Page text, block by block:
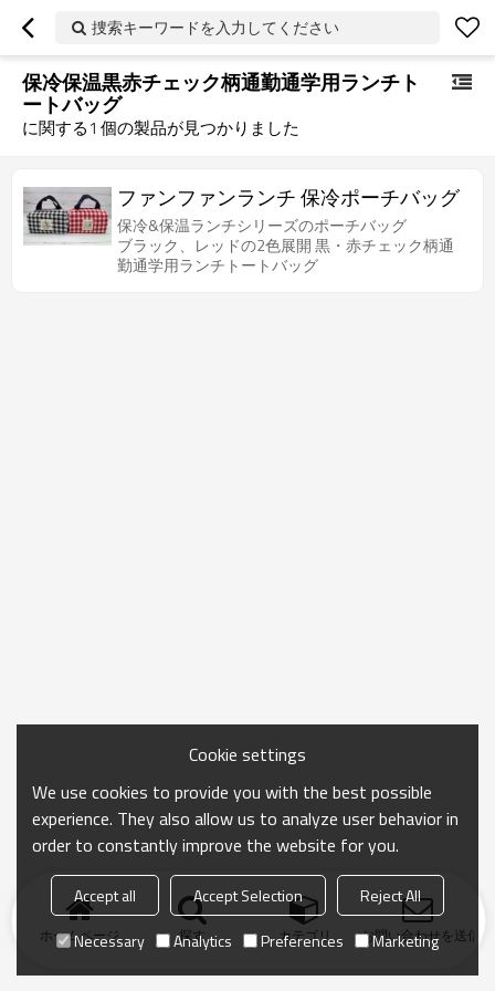
捜索キーワードを入力してください
保冷保温黒赤チェック柄通勤通学用ランチト
ートバッグ
に関する1 個の製品が見つかりました
ファンファンランチ 保冷ポーチバッグ
保冷&保温ランチシリーズのポーチバッグ
ブラック、レッドの2色展開 黒・赤チェック柄通
勤通学用ランチトートバッグ
ホームページ 探す カテゴリ お問い合わせを送信
Cookie settings
We use cookies to provide you with the best possible
experience. They also allow us to analyze user behavior in
order to constantly improve the website for you.
Accept all Accept Selection
Reject All
Necessary
Analytics Preferences Marketing